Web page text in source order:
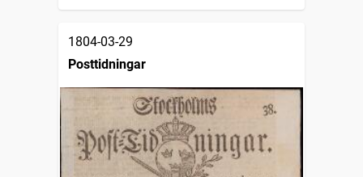
1804-03-29
Posttidningar